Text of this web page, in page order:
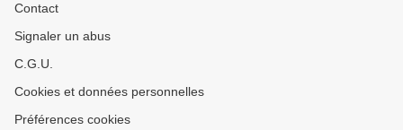
Contact
Signaler un abus
C.G.U.
Cookies et données personnelles
Préférences cookies